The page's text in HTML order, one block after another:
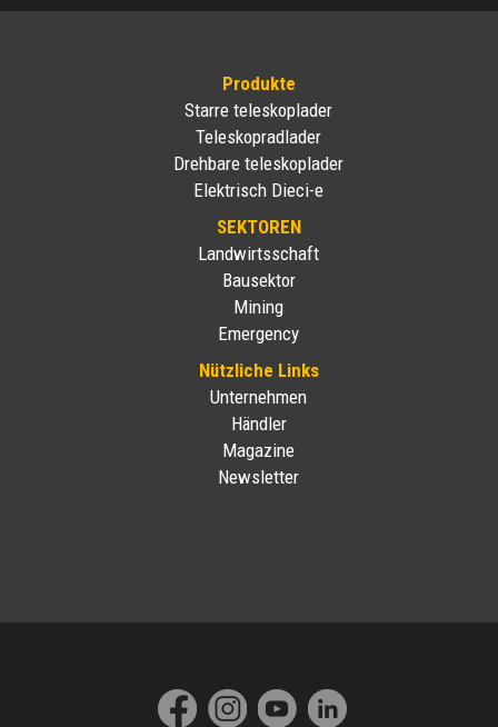
Produkte
Starre teleskoplader
Teleskopradlader
Drehbare teleskoplader
Elektrisch Dieci-e
SEKTOREN
Landwirtsschaft
Bausektor
Mining
Emergency
Nützliche Links
Unternehmen
Händler
Magazine
Newsletter